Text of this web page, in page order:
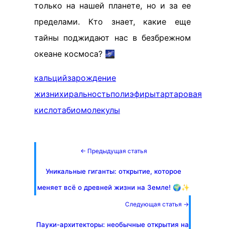
только на нашей планете, но и за ее
пределами. Кто знает, какие еще
тайны поджидают нас в безбрежном
океане космоса? 🌌
кальцийзарождение
жизнихиральностьполиэфирытартаровая
кислотабиомолекулы
← Предыдущая статья
Уникальные гиганты: открытие, которое
меняет всё о древней жизни на Земле! 🌍✨
Следующая статья →
Пауки-архитекторы: необычные открытия на